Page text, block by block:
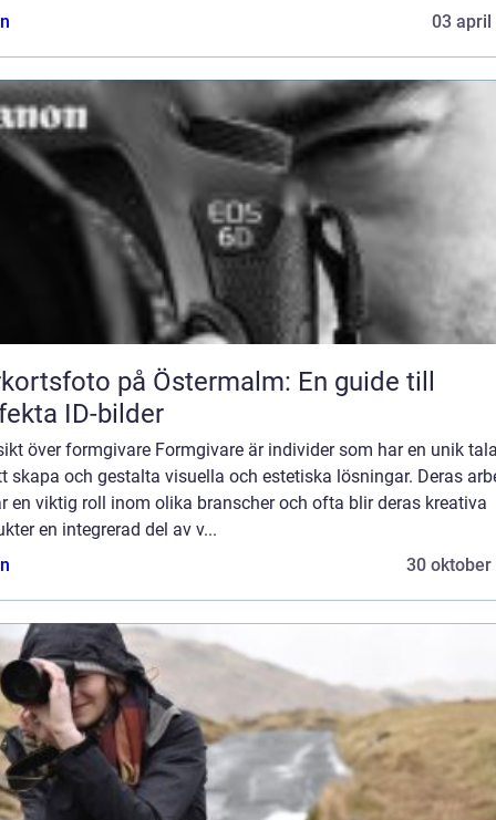
03 april
på Östermalm: En guide till
ID-bilder
över formgivare Formgivare är individer som har en unik
skapa och gestalta visuella och estetiska lösningar. Deras
en viktig roll inom olika branscher och ofta blir deras kreativa
en integrerad del av v...
30 oktober